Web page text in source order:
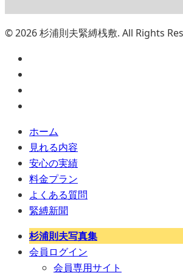
© 2026 杉浦則夫緊縛桟敷. All Rights
ホーム
見れる内容
安心の実績
料金プラン
よくある質問
緊縛新聞
杉浦則夫写真集
会員ログイン
会員専用サイト